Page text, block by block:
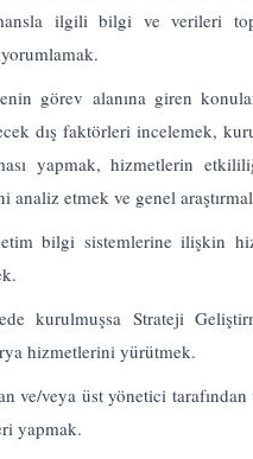
ilgili bilgi ve verileri
görev alanına giren
dış faktörleri incelemek,
yapmak, hizmetlerin
analiz etmek ve genel
bilgi sistemlerine ilişkin
kurulmuşsa Strateji
hizmetlerini yürütmek.
ve/veya üst yönetici
yapmak.